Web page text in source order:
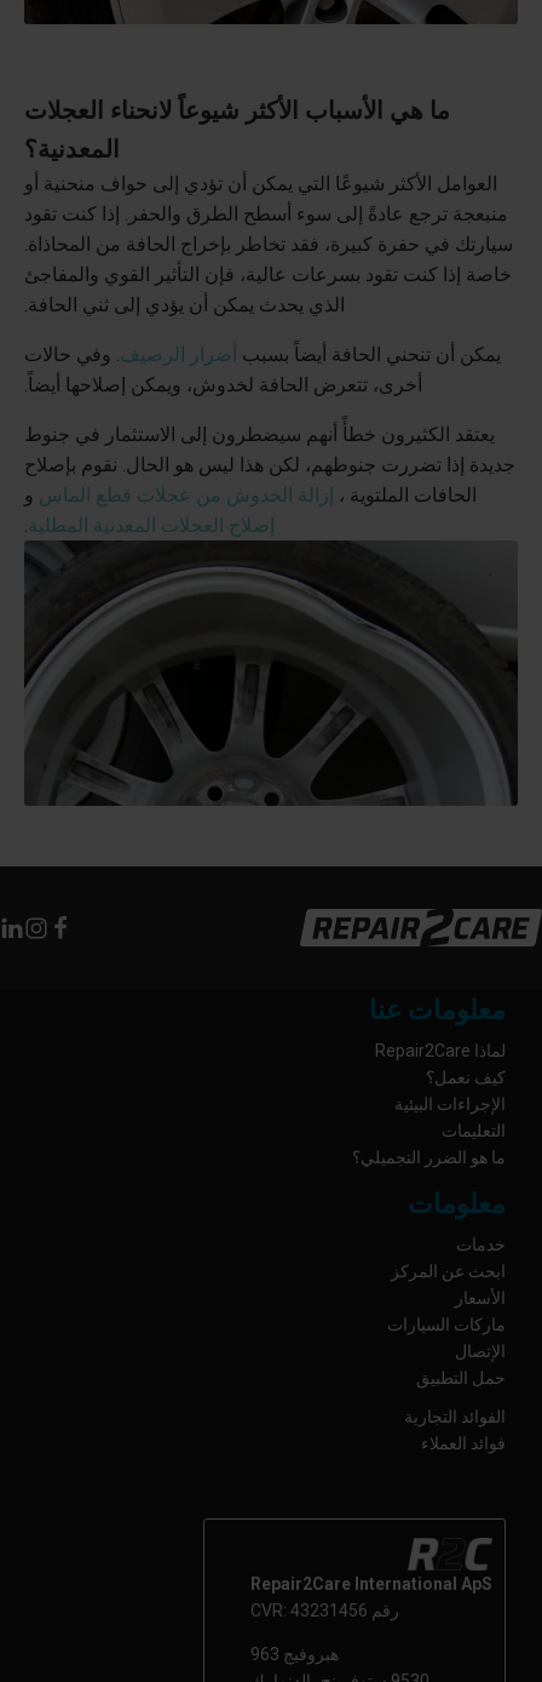
ما هي الأسباب الأكثر شيوعاً لانحناء العجلات
المعدنية؟
العوامل الأكثر شيوعًا التي يمكن أن تؤدي إلى حواف منحنية أو
منبعجة ترجع عادةً إلى سوء أسطح الطرق والحفر. إذا كنت تقود
سيارتك في حفرة كبيرة، فقد تخاطر بإخراج الحافة من المحاذاة.
خاصة إذا كنت تقود بسرعات عالية، فإن التأثير القوي والمفاجئ
الذي يحدث يمكن أن يؤدي إلى ثني الحافة.
يمكن أن تنحني الحافة أيضاً بسبب أضرار الرصيف. وفي حالات
أخرى، تتعرض الحافة لخدوش، ويمكن إصلاحها أيضاً.
يعتقد الكثيرون خطأً أنهم سيضطرون إلى الاستثمار في جنوط
جديدة إذا تضررت جنوطهم، لكن هذا ليس هو الحال. نقوم بإصلاح
الحافات الملتوية ، إزالة الخدوش من عجلات قطع الماس و
إصلاح العجلات المعدنية المطلية.
معلومات عنا
لماذا Repair2Care
كيف نعمل؟
الإجراءات البيئية
التعليمات
ما هو الضرر التجميلي؟
معلومات
خدمات
ابحث عن المركز
الأسعار
ماركات السيارات
الإتصال
حمل التطبيق
الفوائد التجارية
فوائد العملاء
Repair2Care International ApS
رقم CVR: 43231456
هبروفيج 963